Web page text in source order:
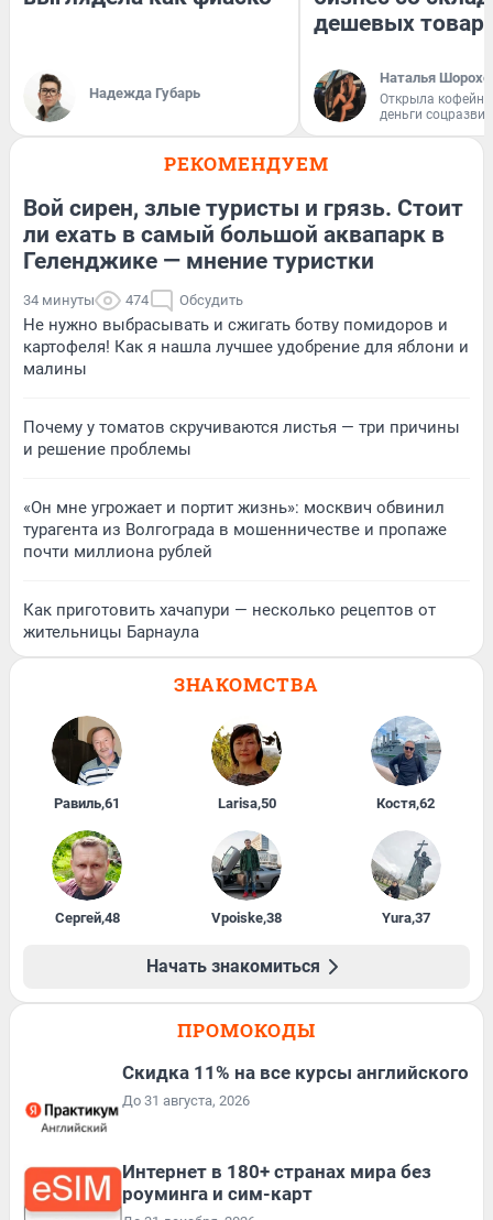
Надежда Губарь
дешевых
Наталья
Открыла
деньги
РЕКОМЕНДУЕМ
Вой сирен, злые туристы и грязь. Стоит
ли ехать в самый большой аквапарк в
Геленджике — мнение туристки
34 минуты 474 Обсудить
Не нужно выбрасывать и сжигать ботву помидоров и
картофеля! Как я нашла лучшее удобрение для яблони и
малины
Почему у томатов скручиваются листья — три причины
и решение проблемы
«Он мне угрожает и портит жизнь»: москвич обвинил
турагента из Волгограда в мошенничестве и пропаже
почти миллиона рублей
Как приготовить хачапури — несколько рецептов от
жительницы Барнаула
ЗНАКОМСТВА
Равиль,61 Larisa,50 Костя,62
Сергей,48 Vpoiske,38 Yura,37
Начать знакомиться
ПРОМОКОДЫ
Скидка 11% на все курсы английского
До 31 августа, 2026
Интернет в 180+ странах мира без
роуминга и сим-карт